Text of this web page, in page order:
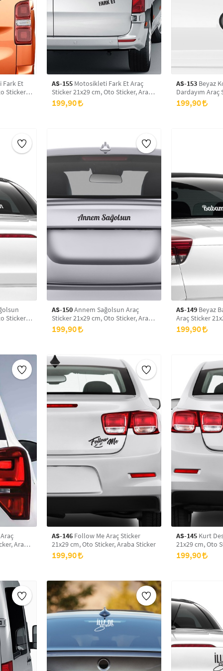
Fark Et
Sticker,
AS-155 Motosikleti Fark Et Araç
Sticker 21x29 cm, Oto Sticker, Araba
Sticker
199,90
AS-153 Beyaz
Dardayım Araç
Oto Sticker,
199,90
Sticker,
AS-150Annem Sağolsun Araç
Sticker 21x29 cm, Oto Sticker, Araba
Sticker
199,90
AS-149 Beyaz
Araç Sticker
Araba Sticker
199,90
Araba
AS-146 Follow Me Araç Sticker
21x29 cm, Oto Sticker, Araba Sticker
199,90
AS-145 Kurt
21x29 cm, Oto
199,90